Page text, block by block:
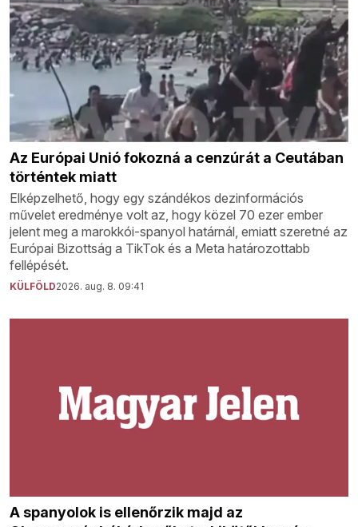
Az Európai Unió fokozná a cenzúrát a Ceutában
történtek miatt
Elképzelhető, hogy egy szándékos dezinformációs
művelet eredménye volt az, hogy közel 70 ezer ember
jelent meg a marokkói-spanyol határnál, emiatt szeretné az
Európai Bizottság a TikTok és a Meta határozottabb
fellépését.
KÜLFÖLD2026. aug. 8. 09:41
A spanyolok is ellenőrzik majd az